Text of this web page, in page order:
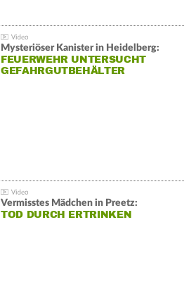
Mysteriöser Kanister in Heidelberg:
FEUERWEHR UNTERSUCHT
GEFAHRGUTBEHÄLTER
Vermisstes Mädchen in Preetz:
TOD DURCH ERTRINKEN